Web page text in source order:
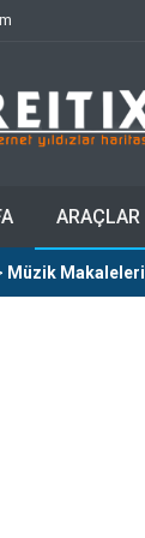
ARAÇLAR
Müzik Makaleleri